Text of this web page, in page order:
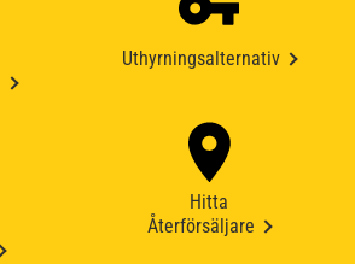
Uthyrningsalternativ
Hitta
Återförsäljare